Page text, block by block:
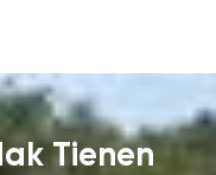
Tienen